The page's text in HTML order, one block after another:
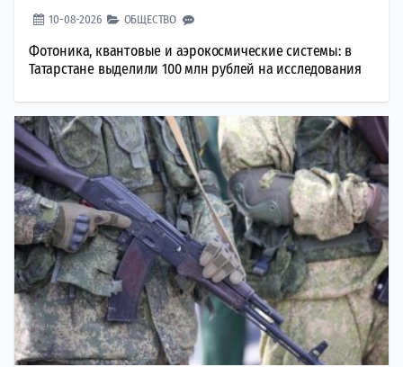
10-08-2026 ОБЩЕСТВО
Фотоника, квантовые и аэрокосмические системы: в
Татарстане выделили 100 млн рублей на исследования